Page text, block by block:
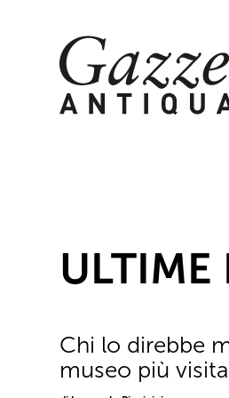
Skip
to
content
ULTIME
Chi lo direbbe
museo più